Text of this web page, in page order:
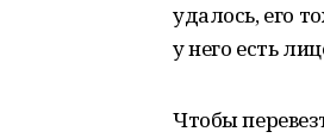
удалось, его
у него есть
Чтобы